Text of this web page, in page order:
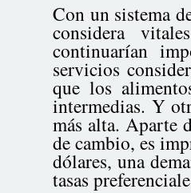
Con un sistema
considera
continuarían
servicios
que los
intermedias. Y
más alta. Aparte
de cambio, es
dólares, una
tasas